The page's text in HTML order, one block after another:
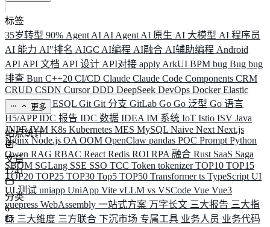
标签
35岁转型 90% Agent AI AI Agent AI 原生 AI 大模型 AI 程序员
AI 能力 AI"排名 AIGC AI编程 AI融合 AI辅助编程 Android
API API 文档 API 设计 API对接 apply ArkUI BPM bug Bug bug
排查 Bun C++20 CI/CD Claude Claude Code Components CRM
CRUD CSDN CursorDDD DeepSeek DevOps DockerElastic
ELK ElysiaESQL Git Git 分支 GitLab Go Go 泛型 Go 语言
H5/APPIDC 报告 IDC 数据 IDEA IM 系统 IoT Istio ISV Java
JNPFJVM K8s Kubernetes MES MySQL Naive Next Next.js
NginxNode.js OA OOM OpenClaw pandas POC Prompt Python
Qwen RAG RBAC React Redis ROI RPA 融合 Rust SaaS Saga
SBOM SGLang SSE SSO TCC Token tokenizerTOP10 TOP15
TOP20 TOP25 TOP30 Top5 TOP50 Transformerts TypeScript UI
UI 测试 uniapp UniApp Vite vLLM vs VSCode Vue Vue3
vuepress WebAssembly 一站式方案 万字长文 三大报告 三大指
标 三大维度 三方联合 下沉市场 专属工具 业务人员 业务代码
更多
站点统计
文章
1741
分类
6